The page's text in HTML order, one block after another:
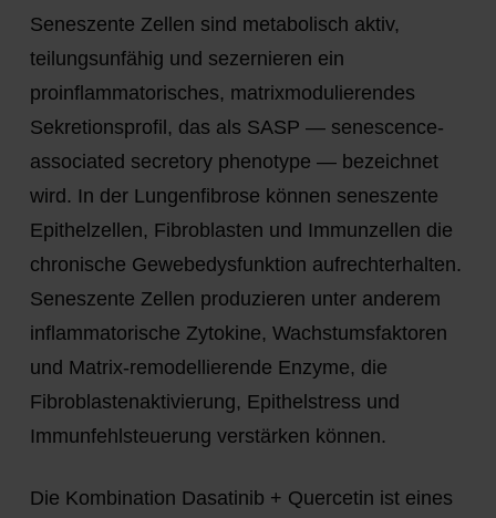
Seneszente Zellen sind metabolisch aktiv,
teilungsunfähig und sezernieren ein
proinflammatorisches, matrixmodulierendes
Sekretionsprofil, das als SASP — senescence-
associated secretory phenotype — bezeichnet
wird. In der Lungenfibrose können seneszente
Epithelzellen, Fibroblasten und Immunzellen die
chronische Gewebedysfunktion aufrechterhalten.
Seneszente Zellen produzieren unter anderem
inflammatorische Zytokine, Wachstumsfaktoren
und Matrix-remodellierende Enzyme, die
Fibroblastenaktivierung, Epithelstress und
Immunfehlsteuerung verstärken können.
Die Kombination Dasatinib + Quercetin ist eines